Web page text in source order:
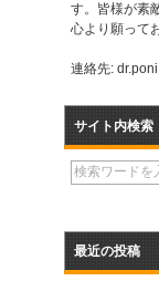
す。皆様が素
心より願って
連絡先:
サイト内検索
最近の投稿